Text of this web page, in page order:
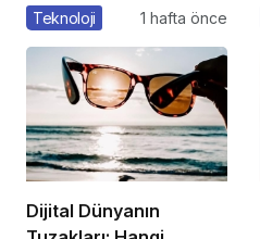
Güvenli?
Teknoloji 1 hafta önce
Dijital Dünyanın